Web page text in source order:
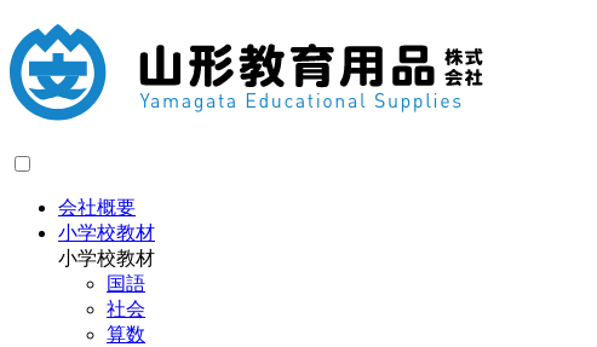
会社概要
小学校教材
小学校教材
国語
社会
算数